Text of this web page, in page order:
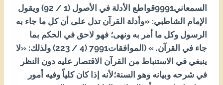
السمعاني1999قواطع الأدلة في الأصول (1 / 29) ويقول
الإمام الشاطبي: «وأدلة القرآن تدل على أن كل ما جاء به
الرسول وكل ما أمر به ونهى؛ فهو لاحق في الحكم بما
جاء في القرآن. » (الموافقات1997 (4 / 322) ولذلك: «لا
ينبغي في الاستنباط من القرآن الاقتصار عليه دون النظر
في شرحه وبيانه وهو السنة؛لأنه إذا كان كلياً وفيه أمور